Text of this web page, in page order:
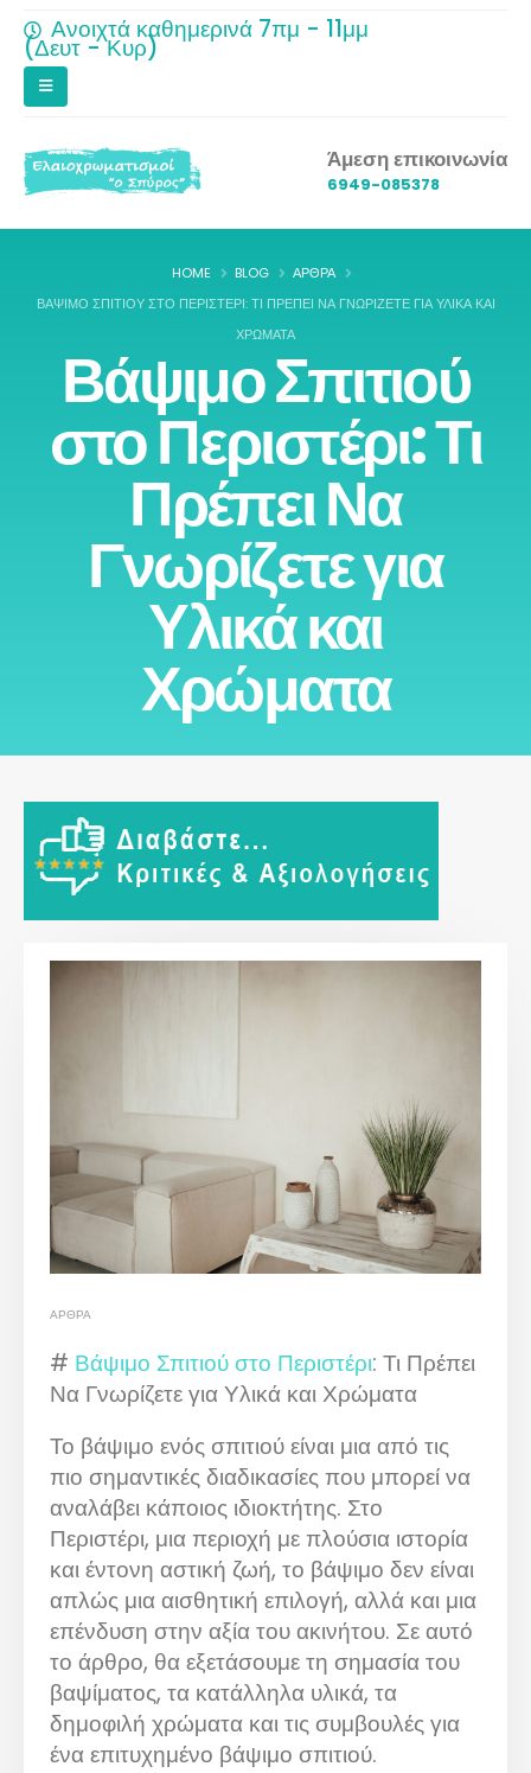
Ανοιχτά καθημερινά 7πμ - 11μμ
(Δευτ - Κυρ)
Άμεση επικοινωνία
6949-085378
HOME BLOG
ΆΡΘΡΑ
ΒΆΨΙΜΟ ΣΠΙΤΙΟΎ ΣΤΟ ΠΕΡΙΣΤΈΡΙ: ΤΙ ΠΡΈΠΕΙ ΝΑ ΓΝΩΡΊΖΕΤΕ ΓΙΑ ΥΛΙΚΆ ΚΑΙ
ΧΡΏΜΑΤΑ
Βάψιμο Σπιτιού
στο Περιστέρι: Τι
Πρέπει Να
Γνωρίζετε για
Υλικά και
Χρώματα
ΆΡΘΡΑ
# Βάψιμο Σπιτιού στο Περιστέρι: Τι Πρέπει
Να Γνωρίζετε για Υλικά και Χρώματα
Το βάψιμο ενός σπιτιού είναι μια από τις
πιο σημαντικές διαδικασίες που μπορεί να
αναλάβει κάποιος ιδιοκτήτης. Στο
Περιστέρι, μια περιοχή με πλούσια ιστορία
και έντονη αστική ζωή, το βάψιμο δεν είναι
απλώς μια αισθητική επιλογή, αλλά και μια
επένδυση στην αξία του ακινήτου. Σε αυτό
το άρθρο, θα εξετάσουμε τη σημασία του
βαψίματος, τα κατάλληλα υλικά, τα
δημοφιλή χρώματα και τις συμβουλές για
ένα επιτυχημένο βάψιμο σπιτιού.